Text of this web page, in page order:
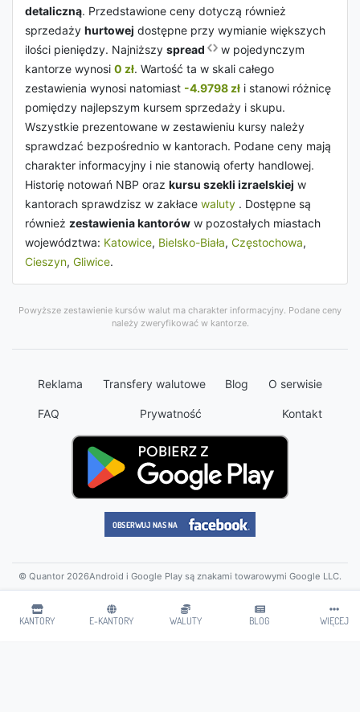
KANTORY E-KANTORY WALUTY BLOG WIĘCEJ
detaliczną. Przedstawione ceny dotyczą również
sprzedaży hurtowej dostępne przy wymianie większych
ilości pieniędzy. Najniższy spread
w pojedynczym
kantorze wynosi 0 zł. Wartość ta w skali całego
zestawienia wynosi natomiast -4.9798 zł i stanowi różnicę
pomiędzy najlepszym kursem sprzedaży i skupu.
Wszystkie prezentowane w zestawieniu kursy należy
sprawdzać bezpośrednio w kantorach. Podane ceny mają
charakter informacyjny i nie stanowią oferty handlowej.
Historię notowań NBP oraz kursu szekli izraelskiej w
kantorach sprawdzisz w zakłace waluty . Dostępne są
również zestawienia kantorów w pozostałych miastach
województwa: Katowice, Bielsko-Biała, Częstochowa,
Cieszyn, Gliwice.
Powyższe zestawienie kursów walut ma charakter informacyjny. Podane ceny
należy zweryfikować w kantorze.
Reklama Transfery walutowe Blog O serwisie
FAQ Prywatność Kontakt
© Quantor 2026Android i Google Play są znakami towarowymi Google LLC.